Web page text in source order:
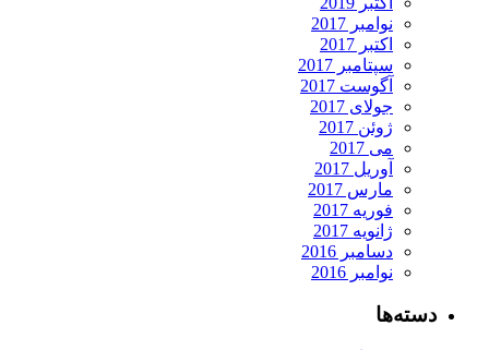
سپتامبر 2017
آگوست 2017
جولای 2017
مارس 2017
دسامبر 2016